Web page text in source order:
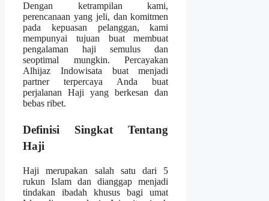
Dengan ketrampilan kami,
perencanaan yang jeli, dan komitmen
pada kepuasan pelanggan, kami
mempunyai tujuan buat membuat
pengalaman haji semulus dan
seoptimal mungkin. Percayakan
Alhijaz Indowisata buat menjadi
partner terpercaya Anda buat
perjalanan Haji yang berkesan dan
bebas ribet.
Definisi Singkat Tentang
Haji
Haji merupakan salah satu dari 5
rukun Islam dan dianggap menjadi
tindakan ibadah khusus bagi umat